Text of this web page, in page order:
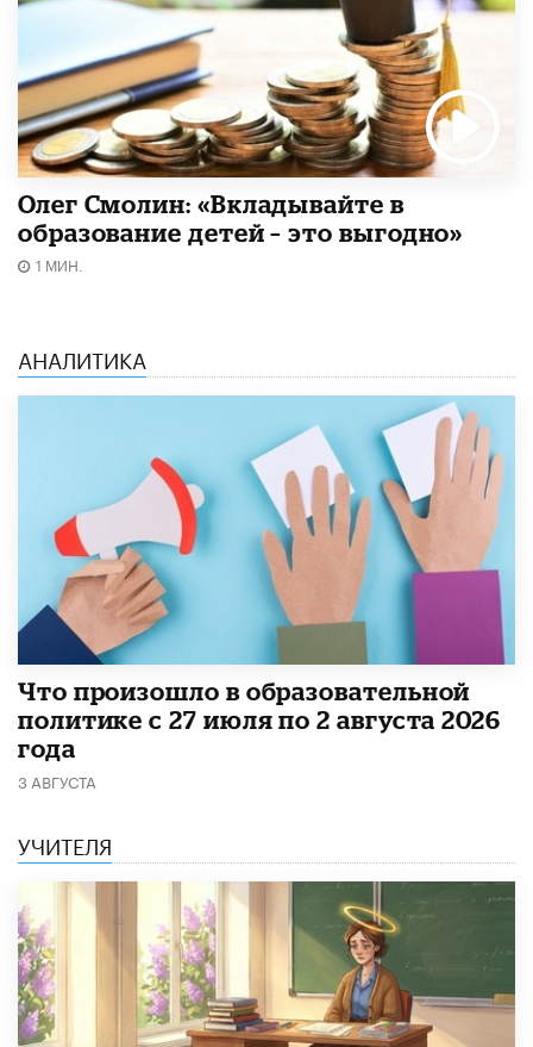
Олег Смолин: «Вкладывайте в
образование детей – это выгодно»
1 МИН.
АНАЛИТИКА
​Что произошло в образовательной
политике с 27 июля по 2 августа 2026
года
3 АВГУСТА
УЧИТЕЛЯ